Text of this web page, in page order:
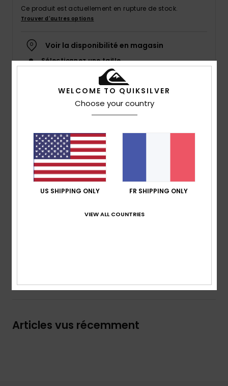
Ce produit est actuellement en rupture de stock.
Trouver d'autres options
Voir la disponibilité en magasin
Sélectionnez une taille
matière Highlite stretch. Fabriqué à partir de bouteilles
en plastique recyclées, le Highlite Arch 19’’ intègre
également un revêtement hydrophobe végétal pour
réduire le temps de séchage entre deux sessions. Une
poche avec rabat à l’arrière et un porte-clés élastique
Livraison & Retours
Articles vus récemment
WELCOME TO QUIKSILVER
Choose your country
US SHIPPING ONLY FR SHIPPING ONLY
VIEW ALL COUNTRIES